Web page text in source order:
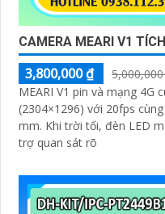
CAMERA MEARI V1
3,800,000 ₫
MEARI V1 pin và mạng 4G
(2304×1296) với 20fps
mm. Khi trời tối, đèn LED màu 20m và hồng ngoại 30m hỗ
trợ quan sát rõ